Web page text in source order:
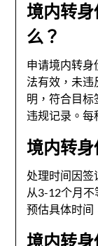
境内转
么？
申请境内转身
法有效，未违
明，符合目标
违规记录。每
境内转
处理时间因签
从3-12个月
预估具体时间
境内转